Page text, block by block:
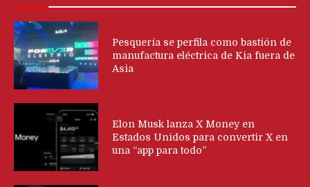
Pesquería se perfila como bastión de
manufactura eléctrica de Kia fuera de
Asia
Elon Musk lanza X Money en
Estados Unidos para convertir X en
una “app para todo”